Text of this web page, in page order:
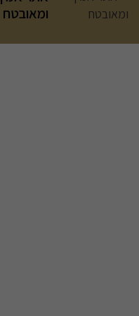
ומאובטח